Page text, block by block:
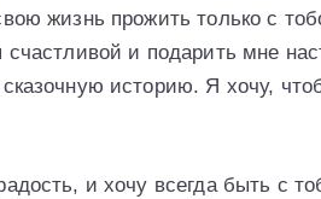
жизнь прожить только с
счастливой и подарить мне
историю. Я хочу,
и хочу всегда быть с